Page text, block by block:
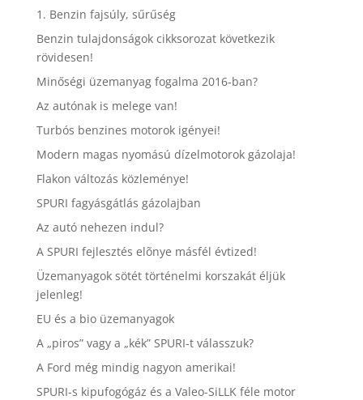
1. Benzin fajsúly, sűrűség
Benzin tulajdonságok cikksorozat következik
rövidesen!
Minőségi üzemanyag fogalma 2016-ban?
Az autónak is melege van!
Turbós benzines motorok igényei!
Modern magas nyomású dízelmotorok gázolaja!
Flakon változás közleménye!
SPURI fagyásgátlás gázolajban
Az autó nehezen indul?
A SPURI fejlesztés elõnye másfél évtized!
Üzemanyagok sötét történelmi korszakát éljük
jelenleg!
EU és a bio üzemanyagok
A „piros” vagy a „kék” SPURI-t válasszuk?
A Ford még mindig nagyon amerikai!
SPURI-s kipufogógáz és a Valeo-SiLLK féle motor